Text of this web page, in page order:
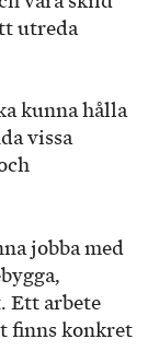
utreda
kunna hålla
vissa
jobba med
Ett arbete
finns konkret